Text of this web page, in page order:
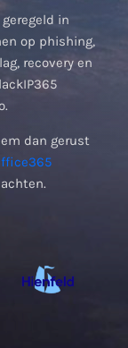
in
op phishing,
recovery en
dan gerust